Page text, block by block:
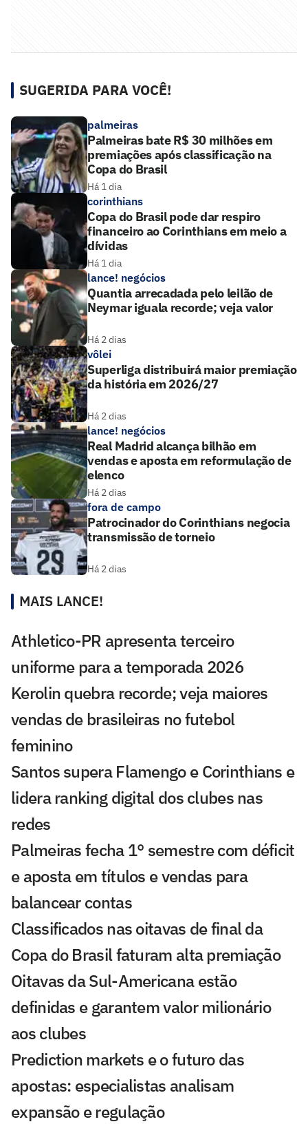
SUGERIDA PARA VOCÊ!
palmeiras
Palmeiras bate R$ 30 milhões em
premiações após classificação na
Copa do Brasil
Há 1 dia
corinthians
Copa do Brasil pode dar respiro
financeiro ao Corinthians em meio a
dívidas
Há 1 dia
lance! negócios
Quantia arrecadada pelo leilão de
Neymar iguala recorde; veja valor
Há 2 dias
vôlei
Superliga distribuirá maior premiação
da história em 2026/27
Há 2 dias
lance! negócios
Real Madrid alcança bilhão em
vendas e aposta em reformulação de
elenco
Há 2 dias
fora de campo
Patrocinador do Corinthians negocia
transmissão de torneio
Há 2 dias
MAIS LANCE!
Athletico-PR apresenta terceiro
uniforme para a temporada 2026
Kerolin quebra recorde; veja maiores
vendas de brasileiras no futebol
feminino
Santos supera Flamengo e Corinthians e
lidera ranking digital dos clubes nas
redes
Palmeiras fecha 1° semestre com déficit
e aposta em títulos e vendas para
balancear contas
Classificados nas oitavas de final da
Copa do Brasil faturam alta premiação
Oitavas da Sul-Americana estão
definidas e garantem valor milionário
aos clubes
Prediction markets e o futuro das
apostas: especialistas analisam
expansão e regulação